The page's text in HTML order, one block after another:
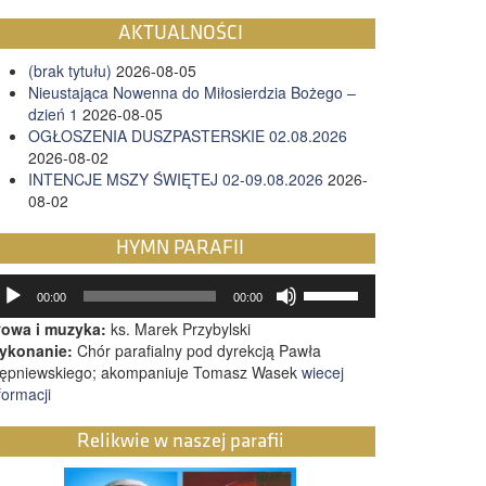
AKTUALNOŚCI
(brak tytułu) 2026-08-05
Nieustająca Nowenna do Miłosierdzia Bożego –
dzień 1 2026-08-05
OGŁOSZENIA DUSZPASTERSKIE 02.08.2026
2026-08-02
INTENCJE MSZY ŚWIĘTEJ 02-09.08.2026 2026-
08-02
HYMN PARAFII
00:00 00:00
strzałek
góry
oraz
zwiększyć
i muzyka: ks. Marek Przybylski
Chór parafialny pod dyrekcją Pawła
akompaniuje Tomasz Wasek wiecej
Relikwie w naszej parafii